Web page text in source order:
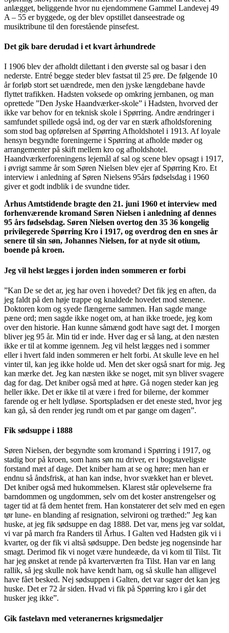
anlægget, beliggende hvor nu ejendommene Gammel Landevej 49
A – 55 er byggede, og der blev opstillet danseestrade og
musiktribune til den forestående pinsefest.
Det gik bare derudad i et kvart århundrede
I 1906 blev der afholdt dilettant i den øverste sal og basar i den
nederste. Entré begge steder blev fastsat til 25 øre. De følgende 10
år forløb stort set uændrede, men den jyske længdebane havde
flyttet trafikken. Hadsten voksede op omkring jernbanen, og man
oprettede ”Den Jyske Haandværker-skole” i Hadsten, hvorved der
ikke var behov for en teknisk skole i Spørring. Andre ændringer i
samfundet spillede også ind, og der var en stærk afholdsforening
som stod bag opførelsen af Spørring Afholdshotel i 1913. Af loyale
hensyn begyndte foreningerne i Spørring at afholde møder og
arrangementer på skift mellem kro og afholdshotel.
Haandværkerforeningens lejemål af sal og scene blev opsagt i 1917,
i øvrigt samme år som Søren Nielsen blev ejer af Spørring Kro. Et
interview i anledning af Søren Nielsens 95års fødselsdag i 1960
giver et godt indblik i de svundne tider.
Århus Amtstidende bragte den 21. juni 1960 et interview med
forhenværende kromand Søren Nielsen i anledning af dennes
95 års fødselsdag. Søren Nielsen overtog den 35 36 kongelig
privilegerede Spørring Kro i 1917, og overdrog den en snes år
senere til sin søn, Johannes Nielsen, for at nyde sit otium,
boende på kroen.
Jeg vil helst lægges i jorden inden sommeren er forbi
”Kan De se det ar, jeg har oven i hovedet? Det fik jeg en aften, da
jeg faldt på den høje trappe og knaldede hovedet mod stenene.
Doktoren kom og syede flængerne sammen. Han sagde mange
pæne ord; men sagde ikke noget om, at han ikke troede, jeg kom
over den historie. Han kunne såmænd godt have sagt det. I morgen
bliver jeg 95 år. Min tid er inde. Hver dag er så lang, at den næsten
ikke er til at komme igennem. Jeg vil helst lægges ned i sommer
eller i hvert fald inden sommeren er helt forbi. At skulle leve en hel
vinter til, kan jeg ikke holde ud. Men det sker også snart for mig. Jeg
kan mærke det. Jeg kan næsten ikke se noget, mit syn bliver svagere
dag for dag. Det kniber også med at høre. Gå nogen steder kan jeg
heller ikke. Det er ikke til at være i fred for bilerne, der kommer
farende og er helt lydløse. Sportspladsen er det eneste sted, hvor jeg
kan gå, så den render jeg rundt om et par gange om dagen”.
Fik sødsuppe i 1888
Søren Nielsen, der begyndte som kromand i Spørring i 1917, og
stadig bor på kroen, som hans søn nu driver, er i bogstaveligste
forstand mæt af dage. Det kniber ham at se og høre; men han er
endnu så åndsfrisk, at han kan indse, hvor svækket han er blevet.
Det kniber også med hukommelsen. Klarest står oplevelserne fra
barndommen og ungdommen, selv om det koster anstrengelser og
tager tid at få dem hentet frem. Han konstaterer det selv med en egen
tør lune- en blanding af resignation, selvironi og træthed:” Jeg kan
huske, at jeg fik sødsuppe en dag 1888. Det var, mens jeg var soldat,
vi var på march fra Randers til Århus. I Galten ved Hadsten gik vi i
kvarter, og der fik vi altså sødsuppe. Den bedste jeg nogensinde har
smagt. Derimod fik vi noget være hundeæde, da vi kom til Tilst. Tit
har jeg ønsket at rende på kvarterværten fra Tilst. Han var en lang
rallik, så jeg skulle nok have kendt ham, og så skulle han alligevel
have fået besked. Nej sødsuppen i Galten, det var sager det kan jeg
huske. Det er 72 år siden. Hvad vi fik på Spørring kro i går det
husker jeg ikke”.
Gik fastelavn med veteranernes krigsmedaljer